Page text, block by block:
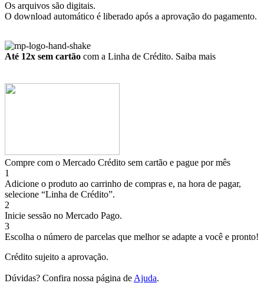
Os arquivos são digitais.
O download automático é liberado após a aprovação do pagamento.
Até 12x sem cartão com a Linha de Crédito. Saiba mais
Compre com o Mercado Crédito sem cartão e pague por mês
1
Adicione o produto ao carrinho de compras e, na hora de pagar,
selecione “Linha de Crédito”.
2
Inicie sessão no Mercado Pago.
3
Escolha o número de parcelas que melhor se adapte a você e pronto!
Crédito sujeito a aprovação.
Dúvidas? Confira nossa página de Ajuda.